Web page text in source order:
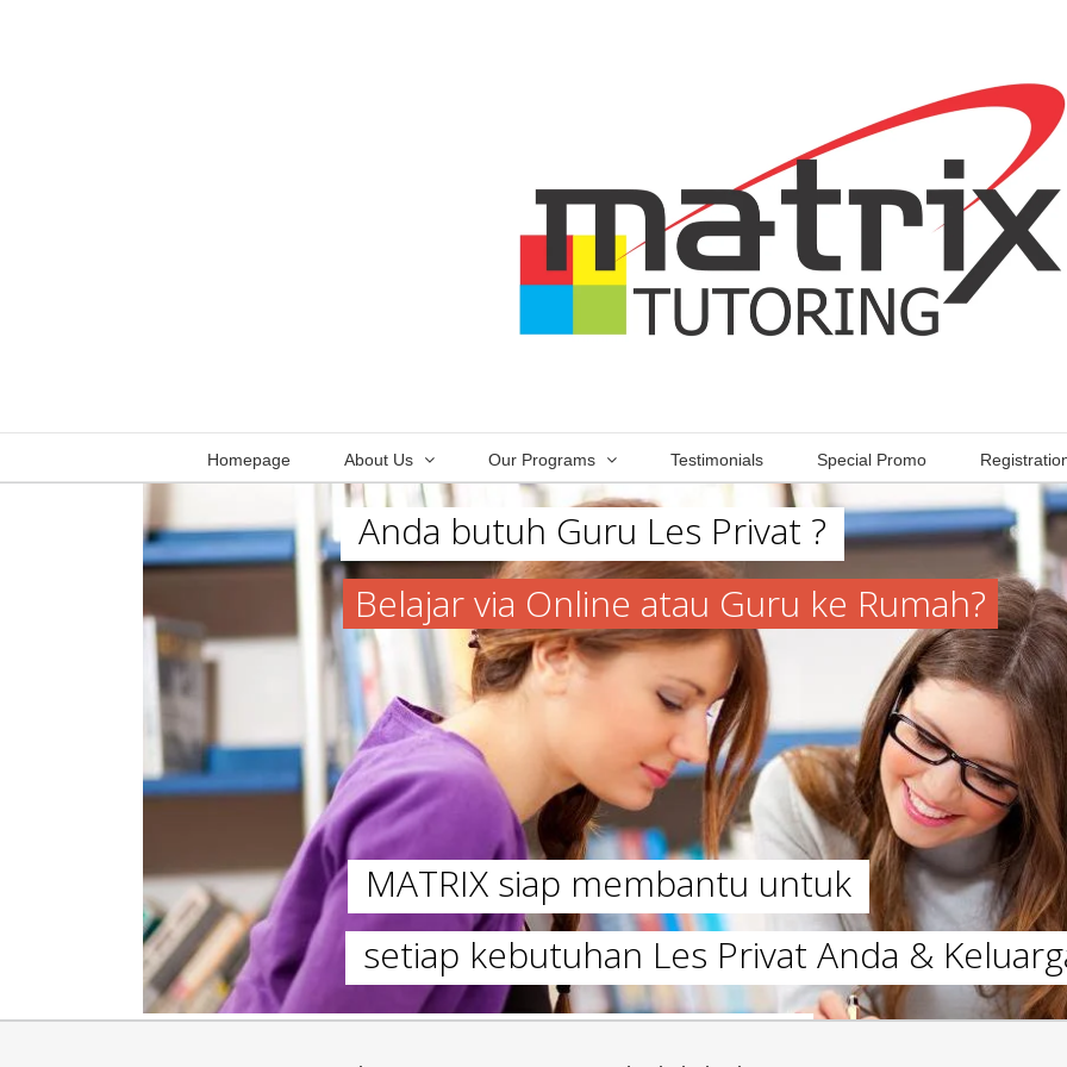
Homepage About Us Our Programs Testimonials Special Promo
Anda butuh Guru Les Privat ?
Belajar via Online atau Guru ke Rumah?
MATRIX siap membantu untuk
setiap kebutuhan Les Privat Anda &